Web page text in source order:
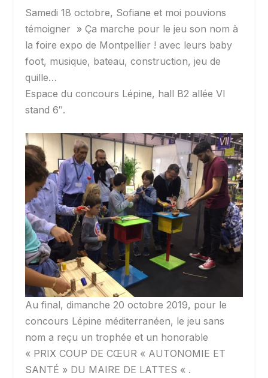
Samedi 18 octobre, Sofiane et moi pouvions
témoigner » Ça marche pour le jeu son nom à
la foire expo de Montpellier ! avec leurs baby
foot, musique, bateau, construction, jeu de
quille…
Espace du concours Lépine, hall B2 allée VI
stand 6″.
Au final, dimanche 20 octobre 2019, pour le
concours Lépine méditerranéen, le jeu sans
nom a reçu un trophée et un honorable
« PRIX COUP DE CŒUR « AUTONOMIE ET
SANTÉ » DU MAIRE DE LATTES « .